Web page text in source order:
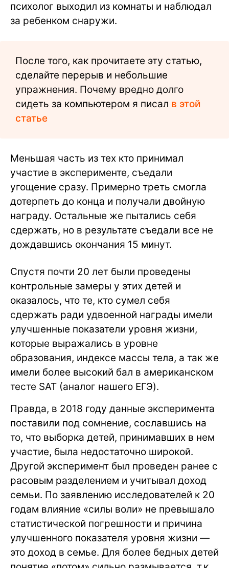
психолог выходил из комнаты и наблюдал
за ребенком снаружи.
После того, как прочитаете эту статью,
сделайте перерыв и небольшие
упражнения. Почему вредно долго
сидеть за компьютером я писал в этой
статье
Меньшая часть из тех кто принимал
участие в эксперименте, съедали
угощение сразу. Примерно треть смогла
дотерпеть до конца и получали двойную
награду. Остальные же пытались себя
сдержать, но в результате съедали все не
дождавшись окончания 15 минут.
Спустя почти 20 лет были проведены
контрольные замеры у этих детей и
оказалось, что те, кто сумел себя
сдержать ради удвоенной награды имели
улучшенные показатели уровня жизни,
которые выражались в уровне
образования, индексе массы тела, а так же
имели более высокий бал в американском
тесте SAT (аналог нашего ЕГЭ).
Правда, в 2018 году данные эксперимента
поставили под сомнение, сославшись на
то, что выборка детей, принимавших в нем
участие, была недостаточно широкой.
Другой эксперимент был проведен ранее с
расовым разделением и учитывал доход
семьи. По заявлению исследователей к 20
годам влияние «силы воли» не превышало
статистической погрешности и причина
улучшенного показателя уровня жизни —
это доход в семье. Для более бедных детей